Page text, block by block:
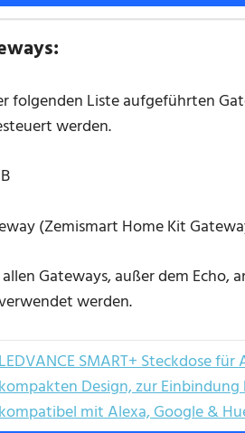
folgenden Liste aufgeführten
werden.
(Zemismart Home Kit
Gateways, außer dem Echo,
werden.
SMART+ Steckdose
Design, zur
mit Alexa, Google &